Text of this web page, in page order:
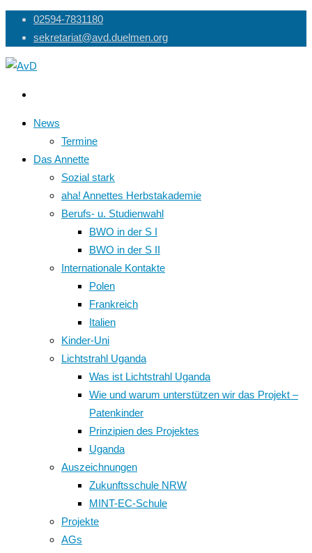
Skip
content
02594-7831180
sekretariat@avd.duelmen.org
News
Termine
Das Annette
Sozial stark
aha! Annettes Herbstakademie
Berufs- u. Studienwahl
BWO in der S I
BWO in der S II
Internationale Kontakte
Polen
Frankreich
Italien
Kinder-Uni
Lichtstrahl Uganda
Was ist Lichtstrahl Uganda
Wie und warum unterstützen wir das Projekt –
Patenkinder
Prinzipien des Projektes
Uganda
Auszeichnungen
Zukunftsschule NRW
MINT-EC-Schule
Projekte
AGs